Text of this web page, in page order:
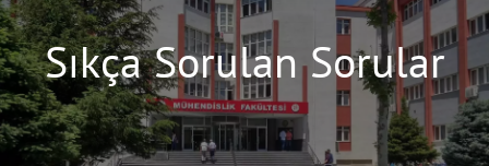
Sıkça Sorulan Sorular